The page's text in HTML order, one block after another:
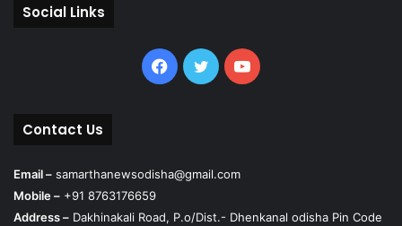
Social Links
Facebook
TwitterYouTube
Contact Us
Email – samarthanewsodisha@gmail.com
Mobile – +91 8763176659
Address – Dakhinakali Road, P.o/Dist.- Dhenkanal odisha Pin Code